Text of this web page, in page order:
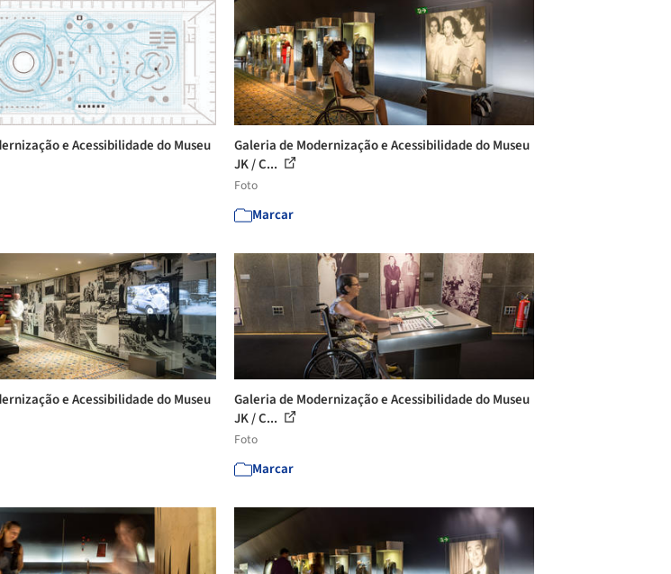
e Acessibilidade do Museu
Galeria de Modernização e Acessibilidade do Museu
JK / C...
Foto
Marcar
e Acessibilidade do Museu
Galeria de Modernização e Acessibilidade do Museu
JK / C...
Foto
Marcar